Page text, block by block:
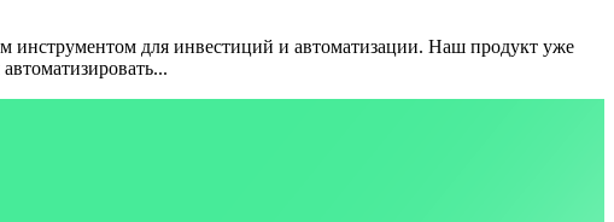
для инвестиций и автоматизации. Наш продукт уже